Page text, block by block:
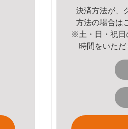
決済方法が、
方法の場合は
※土・日・祝日
時間をいただ